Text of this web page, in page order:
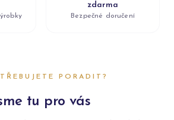
zdarma
Bezpečné doručení
PORADIT?
tu pro vás